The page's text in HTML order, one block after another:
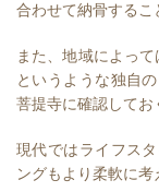
合わせて納骨するこ
また、地域によっ
というような独自
菩提寺に確認してお
現代ではライフス
ングもより柔軟に考